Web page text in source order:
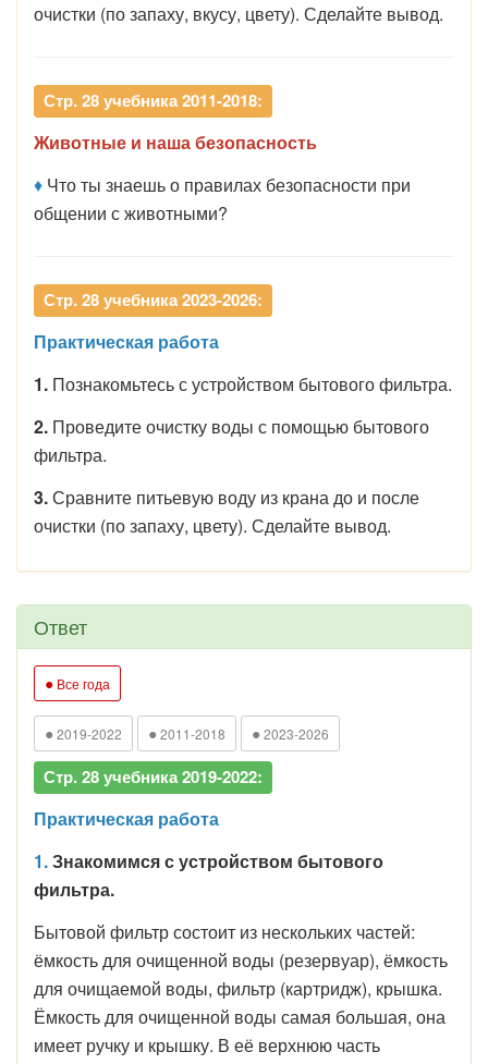
очистки (по запаху, вкусу, цвету). Сделайте вывод.
Стр. 28 учебника 2011-2018:
Животные и наша безопасность
♦ Что ты знаешь о правилах безопасности при
общении с животными?
Стр. 28 учебника 2023-2026:
Практическая работа
1. Познакомьтесь с устройством бытового фильтра.
2. Проведите очистку воды с помощью бытового
фильтра.
3.Сравните питьевую воду из крана до и после
очистки (по запаху, цвету). Сделайте вывод.
Ответ
● Все года
● 2019-2022 ● 2011-2018 ● 2023-2026
Стр. 28 учебника 2019-2022:
Практическая работа
1.Знакомимся с устройством бытового
фильтра.
Бытовой фильтр состоит из нескольких частей:
ёмкость для очищенной воды (резервуар), ёмкость
для очищаемой воды, фильтр (картридж), крышка.
Ёмкость для очищенной воды самая большая, она
имеет ручку и крышку. В её верхнюю часть